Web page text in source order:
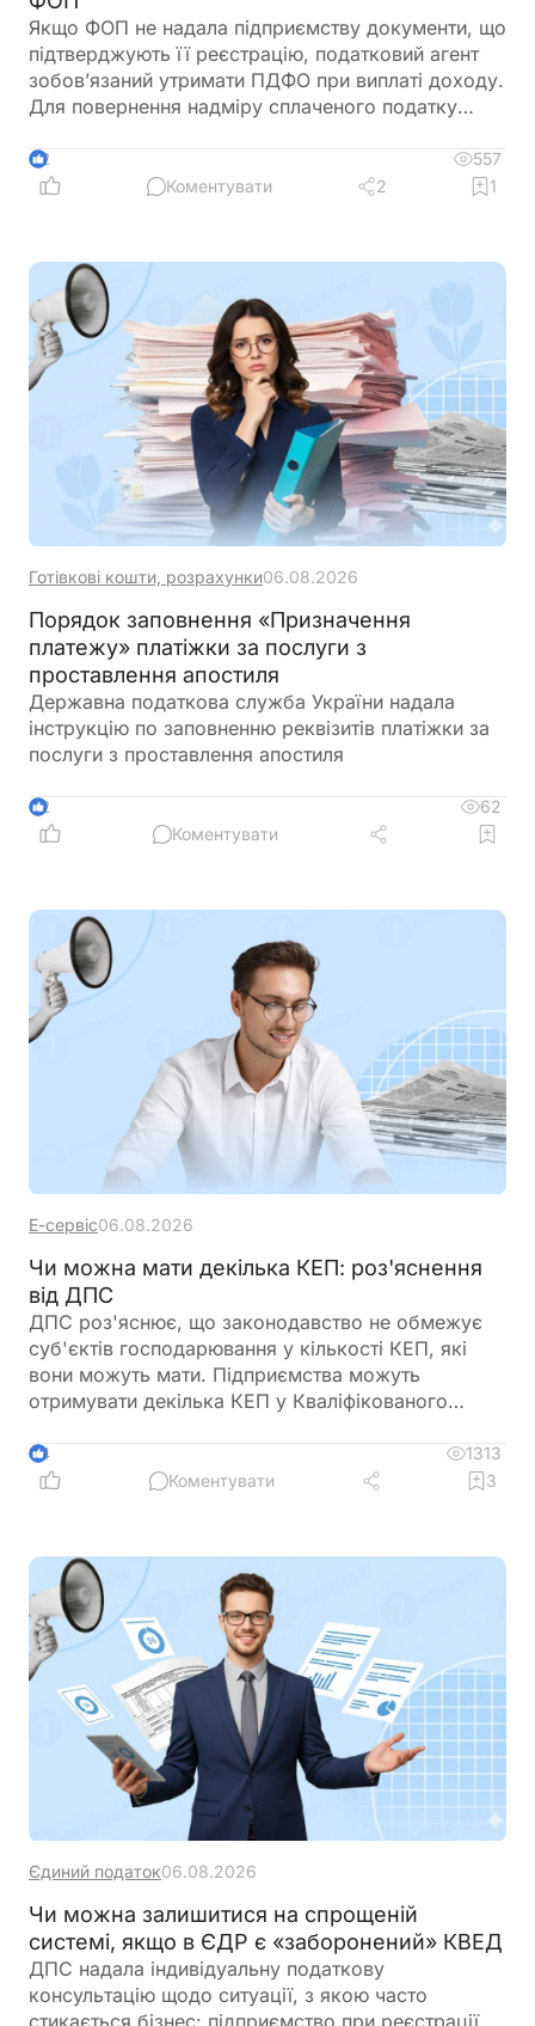
Якщо ФОП не надала підприємству документи, що
підтверджують її реєстрацію, податковий агент
зобов’язаний утримати ПДФО при виплаті доходу.
Для повернення надміру сплаченого податку
доходи, де відображає отриманий дохід та
утриманий податок. Податкова служба, після
2
557
Коментувати
2 1
Готівкові кошти, розрахунки06.08.2026
Порядок заповнення «Призначення
платежу» платіжки за послуги з
проставлення апостиля
Державна податкова служба України надала
інструкцію по заповненню реквізитів платіжки за
послуги з проставлення апостиля
2
62
Коментувати
Е-сервіс06.08.2026
Чи можна мати декілька КЕП: роз'яснення
від ДПС
ДПС роз'яснює, що законодавство не обмежує
суб'єктів господарювання у кількості КЕП, які
вони можуть мати. Підприємства можуть
отримувати декілька КЕП у Кваліфікованого
України
4
1313
Коментувати
3
Єдиний податок06.08.2026
Чи можна залишитися на спрощеній
системі, якщо в ЄДР є «заборонений» КВЕД
ДПС надала індивідуальну податкову
консультацію щодо ситуації, з якою часто